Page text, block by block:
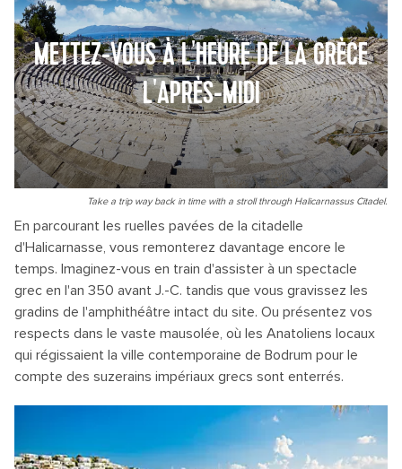
METTEZ-VOUS À L'HEURE DE LA GRÈCE
L'APRÈS-MIDI
Take a trip way back in time with a stroll through Halicarnassus Citadel.
En parcourant les ruelles pavées de la citadelle
d'Halicarnasse, vous remonterez davantage encore le
temps. Imaginez-vous en train d'assister à un spectacle
grec en l'an 350 avant J.-C. tandis que vous gravissez les
gradins de l'amphithéâtre intact du site. Ou présentez vos
respects dans le vaste mausolée, où les Anatoliens locaux
qui régissaient la ville contemporaine de Bodrum pour le
compte des suzerains impériaux grecs sont enterrés.